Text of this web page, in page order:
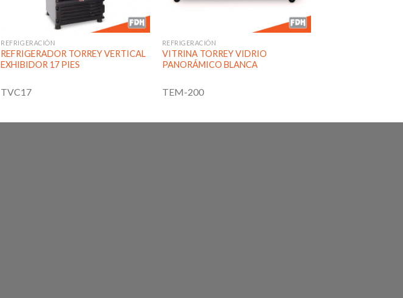
REFRIGERACIÓN
REFRIGERADOR TORREY VERTICAL
EXHIBIDOR 17 PIES
TVC17
REFRIGERACIÓN
VITRINA TORREY VIDRIO
PANORÁMICO BLANCA
TEM-200